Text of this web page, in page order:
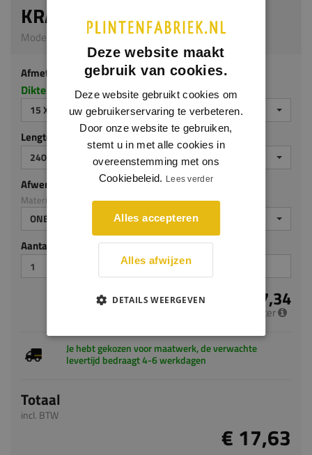
KRAALPLINT
Model G305 | 15 x 70 mm | Grenen
Afmeting
Dikte x hoogte in millimeters
15 X 70 MM
Lengte (mm)
2400
Afwerking
Materiaal: Grenen
ONBEHANDELD
Aantal stuks
€ 7,34
per meter
Je hebt gekozen voor maatwerk, de verwachte
levertijd bedraagt 4-6 werkdagen
Totaal
incl. BTW
€ 17,63
Deze website maakt
gebruik van cookies.
Deze website gebruikt cookies om
uw gebruikerservaring te verbeteren.
Door onze website te gebruiken,
stemt u in met alle cookies in
overeenstemming met ons
Cookiebeleid. Lees verder
Alles accepteren
Alles afwijzen
DETAILS WEERGEVEN